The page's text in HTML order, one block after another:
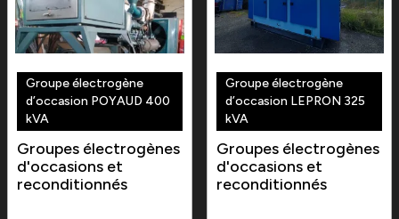
Groupe électrogène
d’occasion POYAUD 400
kVA
Groupes électrogènes
d'occasions et
reconditionnés
Groupe électrogène
d’occasion LEPRON 325
kVA
Groupes électrogènes
d'occasions et
reconditionnés